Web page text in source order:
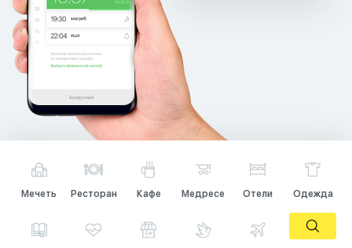
Мечеть Ресторан Кафе Медресе Отели Одежда